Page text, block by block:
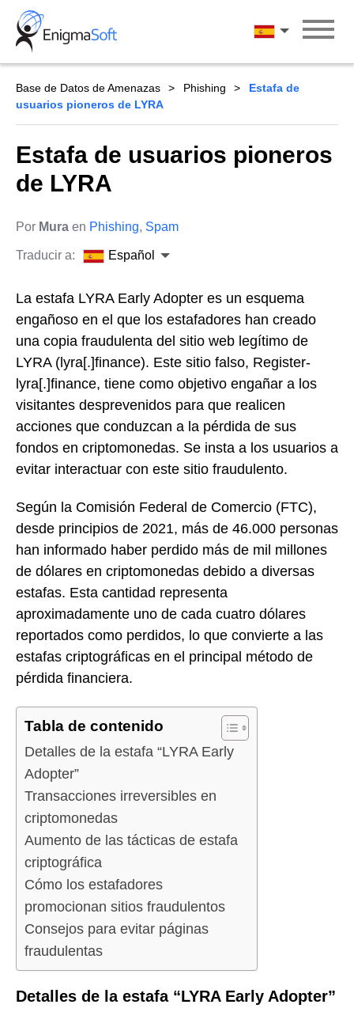
Skip
content
Español
Base de Datos de Amenazas Phishing
Estafa de
usuarios pioneros de LYRA
Estafa de usuarios pioneros
de LYRA
Por Mura en Phishing, Spam
Traducir a: Español
La estafa LYRA Early Adopter es un esquema
engañoso en el que los estafadores han creado
una copia fraudulenta del sitio web legítimo de
LYRA (lyra[.]finance). Este sitio falso, Register-
lyra[.]finance, tiene como objetivo engañar a los
visitantes desprevenidos para que realicen
acciones que conduzcan a la pérdida de sus
fondos en criptomonedas. Se insta a los usuarios a
evitar interactuar con este sitio fraudulento.
Según la Comisión Federal de Comercio (FTC),
desde principios de 2021, más de 46.000 personas
han informado haber perdido más de mil millones
de dólares en criptomonedas debido a diversas
estafas. Esta cantidad representa
aproximadamente uno de cada cuatro dólares
reportados como perdidos, lo que convierte a las
estafas criptográficas en el principal método de
pérdida financiera.
Tabla de contenido
Detalles de la estafa “LYRA Early
Adopter”
Transacciones irreversibles en
criptomonedas
Aumento de las tácticas de estafa
criptográfica
Cómo los estafadores
promocionan sitios fraudulentos
Consejos para evitar páginas
fraudulentas
Detalles de la estafa “LYRA Early Adopter”